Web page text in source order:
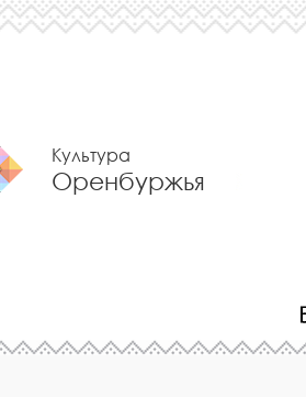
Культура
Оренбуржья